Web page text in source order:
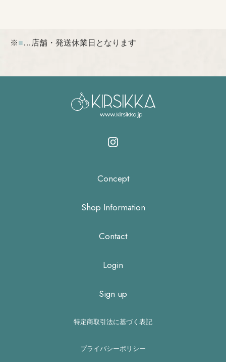
※■…店舗・発送休業日となります
Concept
Shop Information
Contact
Login
Sign up
特定商取引法に基づく表記
プライバシーポリシー